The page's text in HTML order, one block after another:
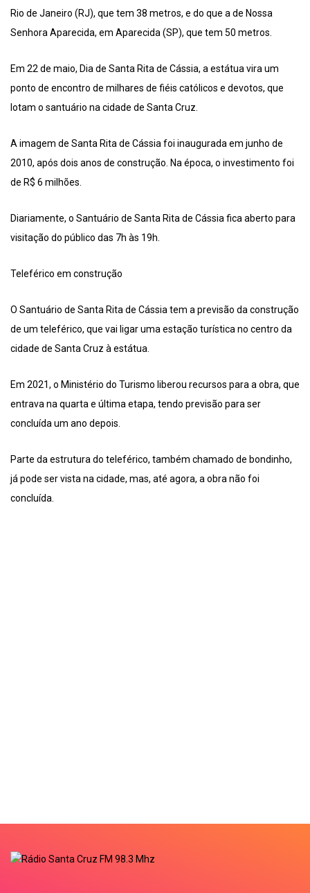
Rio de Janeiro (RJ), que tem 38 metros, e do que a de Nossa
Senhora Aparecida, em Aparecida (SP), que tem 50 metros.
Em 22 de maio, Dia de Santa Rita de Cássia, a estátua vira um
ponto de encontro de milhares de fiéis católicos e devotos, que
lotam o santuário na cidade de Santa Cruz.
A imagem de Santa Rita de Cássia foi inaugurada em junho de
2010, após dois anos de construção. Na época, o investimento foi
de R$ 6 milhões.
Diariamente, o Santuário de Santa Rita de Cássia fica aberto para
visitação do público das 7h às 19h.
Teleférico em construção
O Santuário de Santa Rita de Cássia tem a previsão da construção
de um teleférico, que vai ligar uma estação turística no centro da
cidade de Santa Cruz à estátua.
Em 2021, o Ministério do Turismo liberou recursos para a obra, que
entrava na quarta e última etapa, tendo previsão para ser
concluída um ano depois.
Parte da estrutura do teleférico, também chamado de bondinho,
já pode ser vista na cidade, mas, até agora, a obra não foi
concluída.